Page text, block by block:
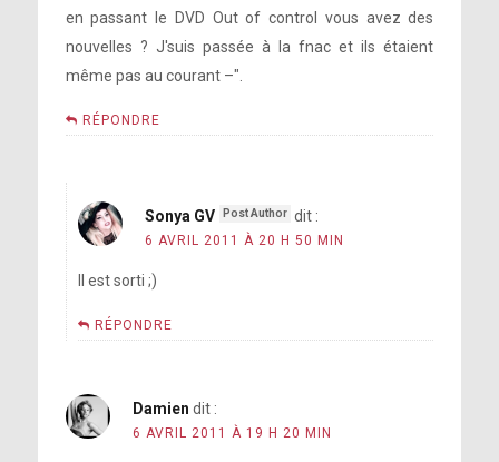
en passant le DVD Out of control vous avez des
nouvelles ? J'suis passée à la fnac et ils étaient
même pas au courant –".
RÉPONDRE
Sonya GV dit :
6 AVRIL 2011 À 20 H 50 MIN
Il est sorti ;)
RÉPONDRE
Damien dit :
6 AVRIL 2011 À 19 H 20 MIN